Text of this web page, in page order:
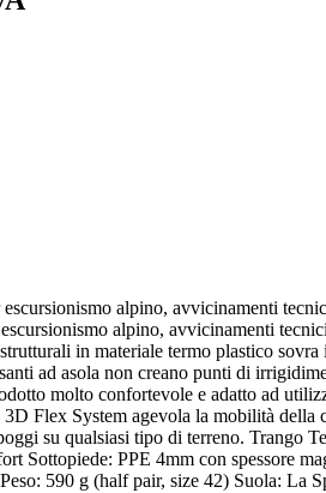
alpino, avvicinamenti
alpino, avvicinamenti
in materiale termo plastico
ad asola non creano punti di
molto confortevole e adatto ad
Flex System agevola la mobilità
su qualsiasi tipo di terreno. Trango
Sottopiede: PPE 4mm con spessore
590 g (half pair, size 42) Suola: La